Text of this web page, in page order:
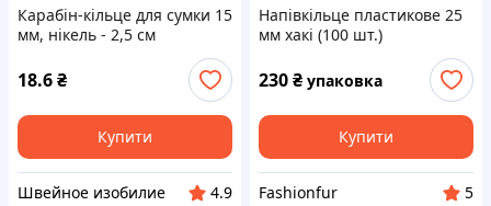
Карабін-кільце для сумки 15
мм, нікель - 2,5 см
18.6₴
Купити
Швейное изобилие
4.9
Напівкільце пластикове 25
мм хакі (100 шт.)
230₴ упаковка
Купити
Fashionfur
5